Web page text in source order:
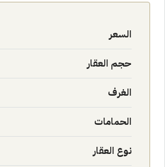
السعر
حجم العقار
الغرف
الحمامات
نوع العقار